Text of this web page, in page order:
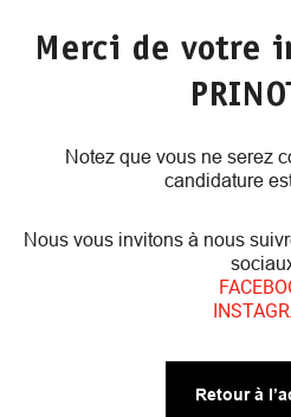
Merci de votre
Notez que vous ne serez
candidature
Nous vous invitons à nous
Retour à